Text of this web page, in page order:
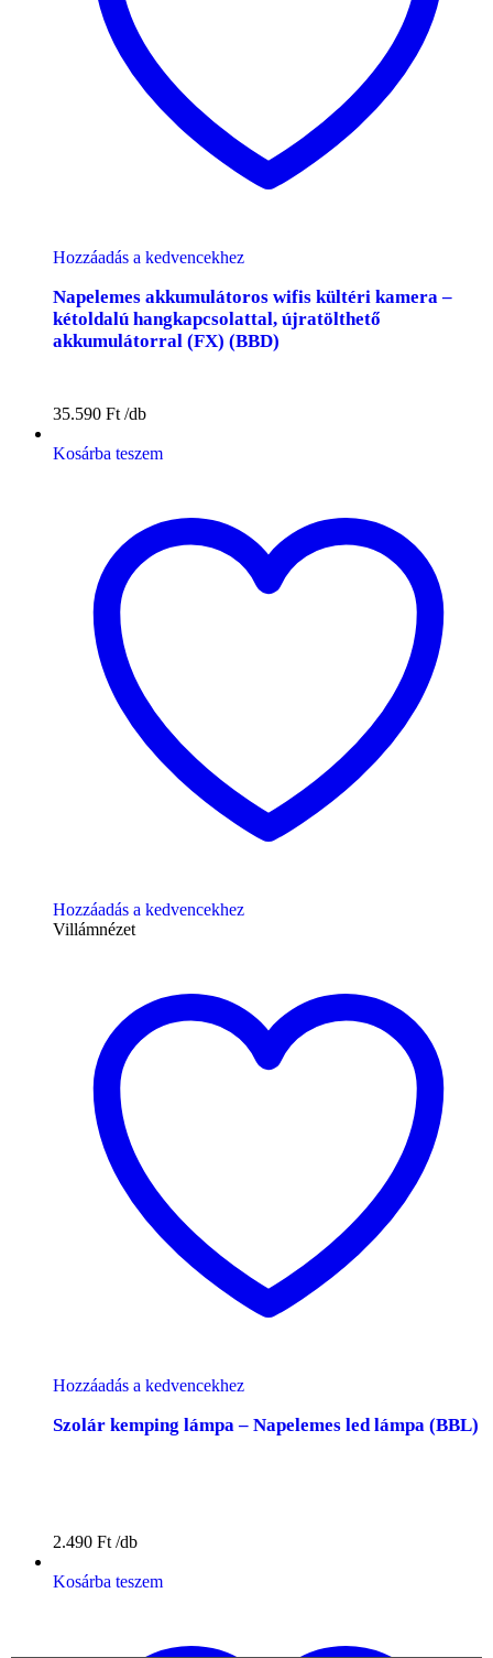
Hozzáadás a kedvencekhez
Napelemes akkumulátoros wifis kültéri kamera –
kétoldalú hangkapcsolattal, újratölthető
akkumulátorral (FX) (BBD)
35.590 Ft
Kosárba teszem
Hozzáadás a kedvencekhez
Villámnézet
Hozzáadás a kedvencekhez
Szolár kemping lámpa – Napelemes led lámpa (BBL)
2.490 Ft
Kosárba teszem